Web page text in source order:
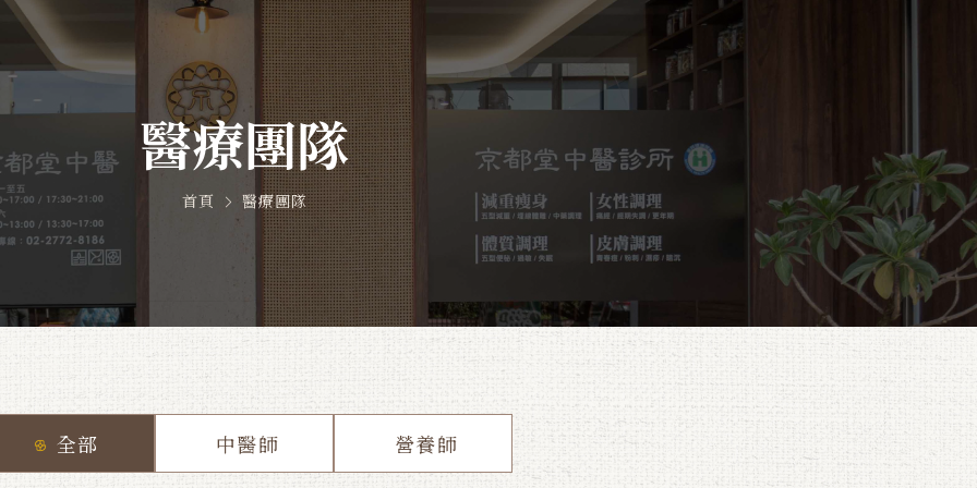
醫療團隊
首頁 醫療團隊
全部 中醫師 營養師